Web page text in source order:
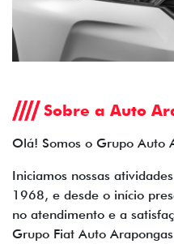
Sobre a Auto
Olá! Somos o Grupo Auto
Iniciamos nossas
1968, e desde o início
no atendimento e a
Grupo Fiat Auto